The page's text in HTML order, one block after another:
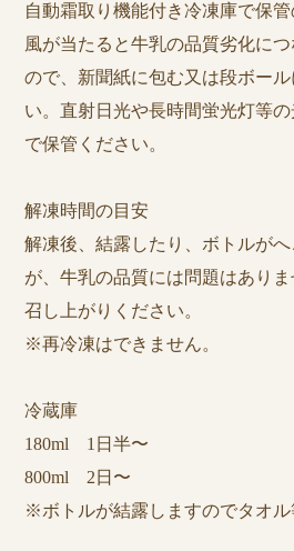
自動霜取り機能付き冷凍庫で保
風が当たると牛乳の品質劣化に
ので、新聞紙に包む又は段ボー
い。直射日光や長時間蛍光灯等
で保管ください。
解凍時間の目安
解凍後、結露したり、ボトルが
が、牛乳の品質には問題はあり
召し上がりください。
※再冷凍はできません。
冷蔵庫
180ml 1日半〜
800ml 2日〜
※ボトルが結露しますのでタオル